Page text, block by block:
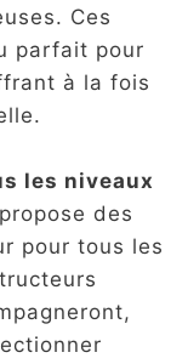
Ces
parfait pour
à la fois
les niveaux
des
pour tous les